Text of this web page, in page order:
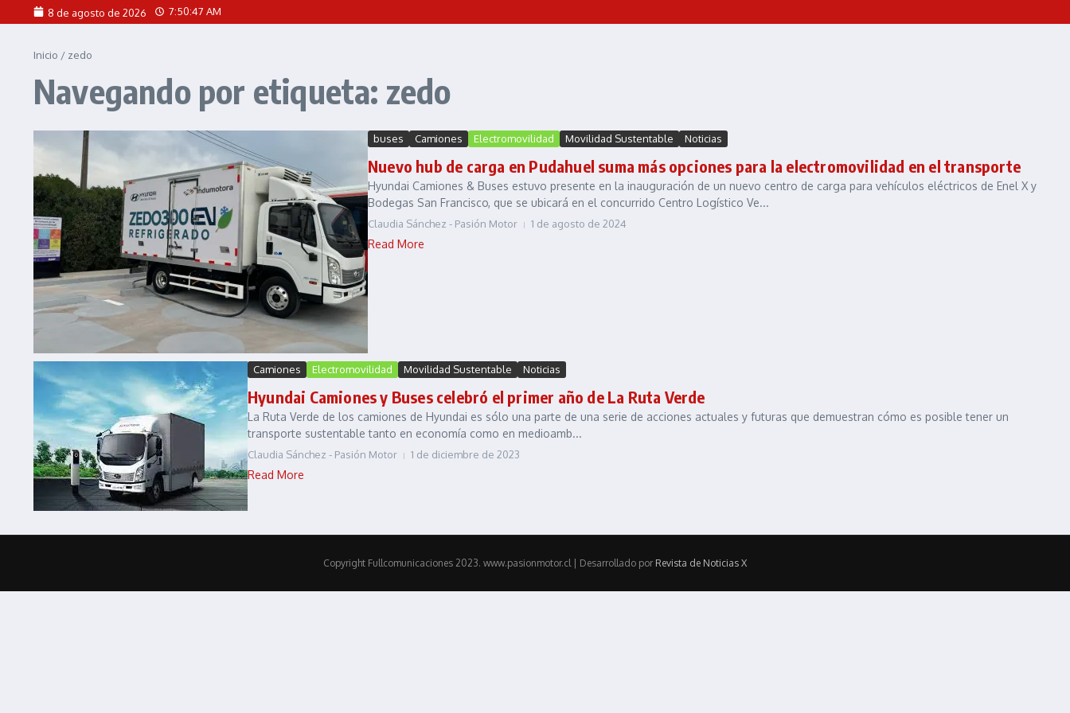
Saltar al contenido8 de agosto de 2026 7:50:47 AM
Inicio / zedo
Navegando por etiqueta: zedo
buses Camiones Electromovilidad Movilidad Sustentable Noticias
Nuevo hub de carga en Pudahuel suma más opciones para la electromovilidad en el transporte
Hyundai Camiones & Buses estuvo presente en la inauguración de un nuevo centro de carga para vehículos eléctricos de Enel X y
Bodegas San Francisco, que se ubicará en el concurrido Centro Logístico Ve...
Claudia Sánchez - Pasión Motor 1 de agosto de 2024
Read More
Camiones Electromovilidad Movilidad Sustentable Noticias
Hyundai Camiones y Buses celebró el primer año de La Ruta Verde
La Ruta Verde de los camiones de Hyundai es sólo una parte de una serie de acciones actuales y futuras que demuestran cómo es posible tener un
transporte sustentable tanto en economía como en medioamb...
Claudia Sánchez - Pasión Motor 1 de diciembre de 2023
Read More
Copyright Fullcomunicaciones 2023. www.pasionmotor.cl | Desarrollado por Revista de Noticias X